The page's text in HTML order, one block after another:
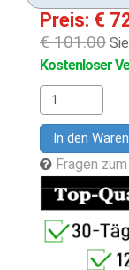
Preis: €
€ 101.00
Kostenloser
In den
Fragen